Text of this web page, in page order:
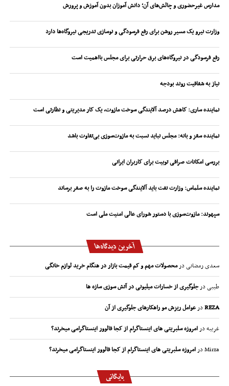
مدارس غیرحضوری و چالش‌های آن؛ دانش آموزان بدون آموزش و پرورش
وزارت نیرو یک مسیر روشن برای رفع فرسودگی و نوسازی تدریجی نیروگاه‌ها دارد
رفع فرسودگی در نیروگاه‌های برق حرارتی برای مجلس بااهمیت است
نیاز به شفافیت روند بودجه
نماینده ساری: کاهش درصد آلایندگی سوخت مازوت، یک کار مدیریتی و نظارتی است
نماینده سقز و بانه: مجلس نباید نسبت به مازوت‌سوزی بی‌تفاوت باشد
بررسی امکانات صرافی توبیت برای کاربران ایرانی
نماینده سلماس: وزارت نفت باید آلایندگی سوخت مازوت را به صفر برساند
سپهوند:‌ مازوت‌سوزی با دستور شورای عالی امنیت ملی است
آخرین دیدگاه‌ها
سعدی رمضانیدرمحصولات مهم و کم قیمت بازار در هنگام خرید لوازم خانگی
طیبیدرجلوگیری از خسارات میلیونی در آتش سوزی سازه ها
REZAدرعوامل ریزش مو راهکارهای جلوگیری از آن
غریبهدرامروزه سلبریتی های اینستاگرام از کجا فالوور اینستاگرامی میخرند؟
Mirzaدرامروزه سلبریتی های اینستاگرام از کجا فالوور اینستاگرامی میخرند؟
بایگانی